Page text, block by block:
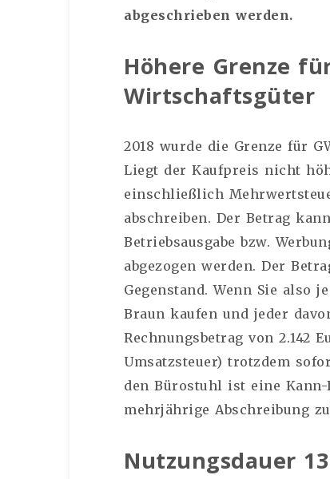
abgeschrieben werden.
Höhere Grenze
Wirtschaftsgüter
2018 wurde die Grenze für
Liegt der Kaufpreis nicht
einschließlich
abschreiben. Der Betrag
Betriebsausgabe bzw.
abgezogen werden. Der
Gegenstand. Wenn Sie also
Braun kaufen und jeder
Rechnungsbetrag von 2.142
Umsatzsteuer) trotzdem
den Bürostuhl ist eine
mehrjährige Abschreibung
Nutzungsdauer